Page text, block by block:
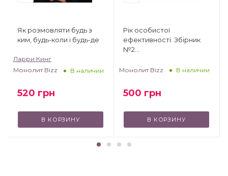
Як розмовляти будь з
ким, будь-коли і будь-де
Ларри Кинг
Монолит Bizz
В наличии
520 грн
В КОРЗИНУ
Рік особистої
ефективності. Збірник
№2
інтелект)
Монолит Bizz В наличии
500 грн
В КОРЗИНУ